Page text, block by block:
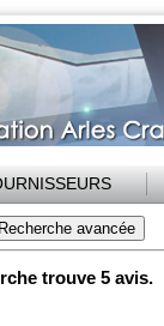
trouve 5 avis.